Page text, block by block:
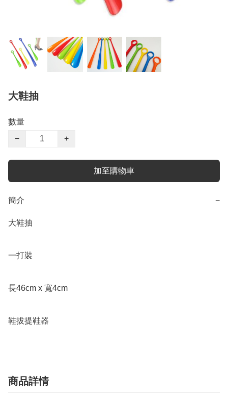
大鞋抽
數量
−
+
加至購物車
簡介 −
大鞋抽
一打裝
長46cm x 寬4cm
鞋拔提鞋器
商品詳情